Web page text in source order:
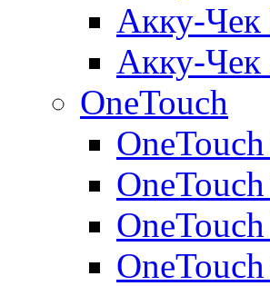
Акку-Чек
Акку-Чек
OneTouch